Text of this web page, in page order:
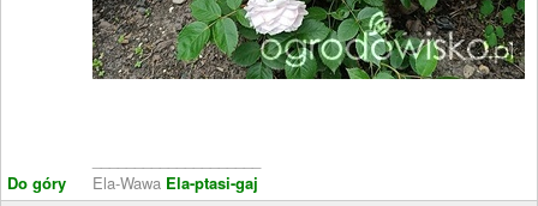
Do góry
Ela-Wawa Ela-ptasi-gaj